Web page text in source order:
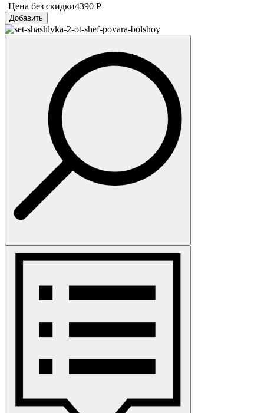
Цена без скидки4390 Р
Добавить